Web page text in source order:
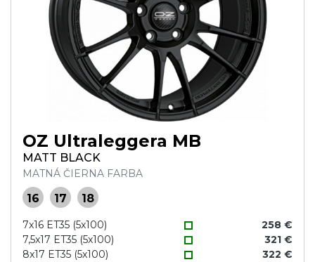
OZ Ultraleggera MB
MATT BLACK
MATNÁ ČIERNA FARBA
16 17 18
7x16 ET35 (5x100)
258 €
7,5x17 ET35 (5x100)
321 €
8x17 ET35 (5x100)
322 €